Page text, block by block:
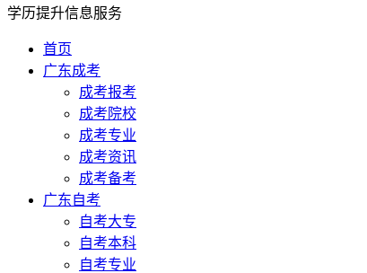
学历提升信息服务
首页
广东成考
成考报考
成考院校
成考专业
成考资讯
成考备考
广东自考
自考大专
自考本科
自考专业